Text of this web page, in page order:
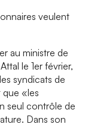
veulent
au ministre de
le 1er février,
syndicats de
que «les
seul contrôle de
Dans son